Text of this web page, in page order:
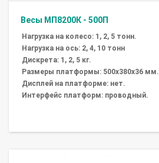
Весы МП8200К - 500П
Нагрузка на колесо: 1, 2, 5 тонн.
Нагрузка на ось: 2, 4, 10 тонн
Дискрета: 1, 2, 5 кг.
Размеры платформы: 500х380х36 мм.
Дисплей на платформе: нет.
Интерфейс платформ: проводный.